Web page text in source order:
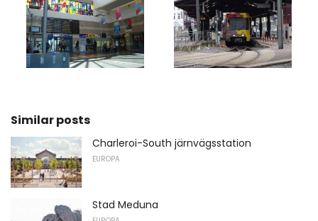
Similar posts
Charleroi-South järnvägsstation
EUROPA
Stad Meduna